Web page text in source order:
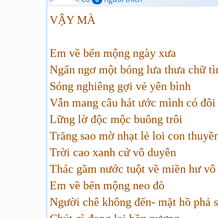
VẬY MÀ
Em về bến mộng ngày xưa
Ngẩn ngơ một bóng lưa thưa chữ
Sóng nghiêng gợi vẻ yên bình
Vẫn mang câu hát ước mình có đôi
Lững lờ độc mộc buông trôi
Trăng sao mờ nhạt lẻ loi con
Trời cao xanh cứ vô duyên
Thác gầm nước tuột về miền hư vô
Em về bến mộng neo đò
Người chê không đến- mặt hồ phả